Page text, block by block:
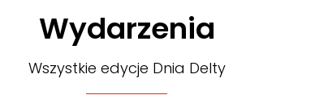
Wydarzenia
Wszystkie edycje Dnia Delty